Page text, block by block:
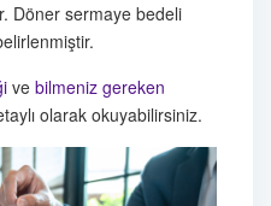
Döner sermaye bedeli
ve bilmeniz gereken
olarak okuyabilirsiniz.